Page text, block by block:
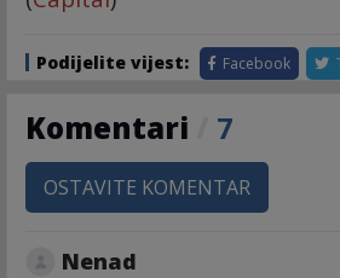
Podijelite vijest: Facebook
Komentari 7
OSTAVITE KOMENTAR
Nenad